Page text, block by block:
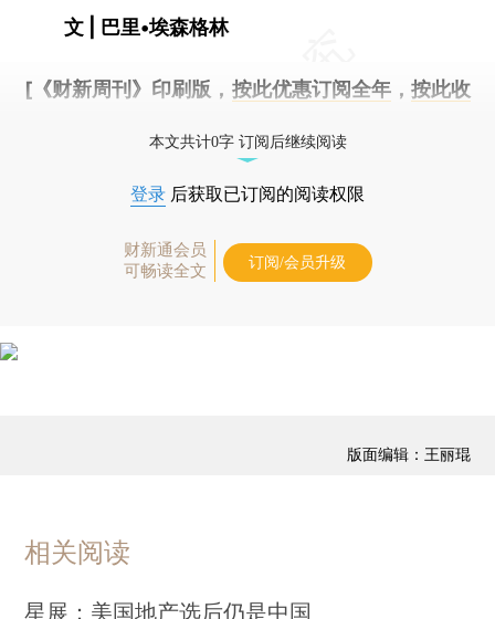
文 | 巴里•埃森格林
[《财新周刊》印刷版， 按此优惠订阅全年， 按此收
本文共计0字 订阅后继续阅读
登录 后获取已订阅的阅读权限
财新通会员
可畅读全文
订阅/会员升级
版面编辑：王丽琨
相关阅读
星展：美国地产选后仍是中国